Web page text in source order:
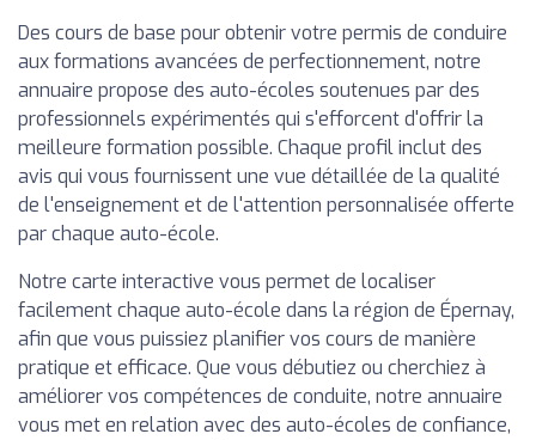
Des cours de base pour obtenir votre permis de conduire
aux formations avancées de perfectionnement, notre
annuaire propose des auto-écoles soutenues par des
professionnels expérimentés qui s'efforcent d'offrir la
meilleure formation possible. Chaque profil inclut des
avis qui vous fournissent une vue détaillée de la qualité
de l'enseignement et de l'attention personnalisée offerte
par chaque auto-école.
Notre carte interactive vous permet de localiser
facilement chaque auto-école dans la région de Épernay,
afin que vous puissiez planifier vos cours de manière
pratique et efficace. Que vous débutiez ou cherchiez à
améliorer vos compétences de conduite, notre annuaire
vous met en relation avec des auto-écoles de confiance,